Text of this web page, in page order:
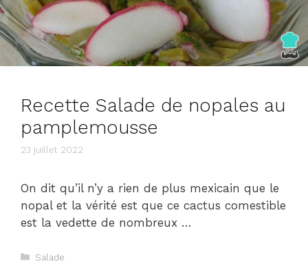
Recette Salade de nopales au
pamplemousse
23 juillet 2022
On dit qu’il n’y a rien de plus mexicain que le
nopal et la vérité est que ce cactus comestible
est la vedette de nombreux …
Catégories
Salade